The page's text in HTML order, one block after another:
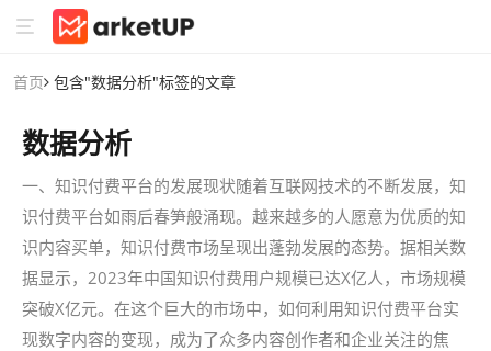
首页 包含"数据分析"标签的文章
数据分析
一、知识付费平台的发展现状随着互联网技术的不断发展，知
识付费平台如雨后春笋般涌现。越来越多的人愿意为优质的知
识内容买单，知识付费市场呈现出蓬勃发展的态势。据相关数
据显示，2023年中国知识付费用户规模已达X亿人，市场规模
突破X亿元。在这个巨大的市场中，如何利用知识付费平台实
现数字内容的变现，成为了众多内容创作者和企业关注的焦